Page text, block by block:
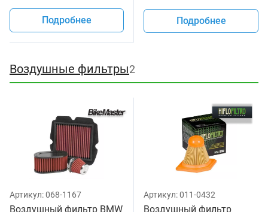
Подробнее Подробнее
Воздушные фильтры2
Артикул:068-1167
Воздушный фильтр BMW
Артикул:011-0432
Воздушный фильтр